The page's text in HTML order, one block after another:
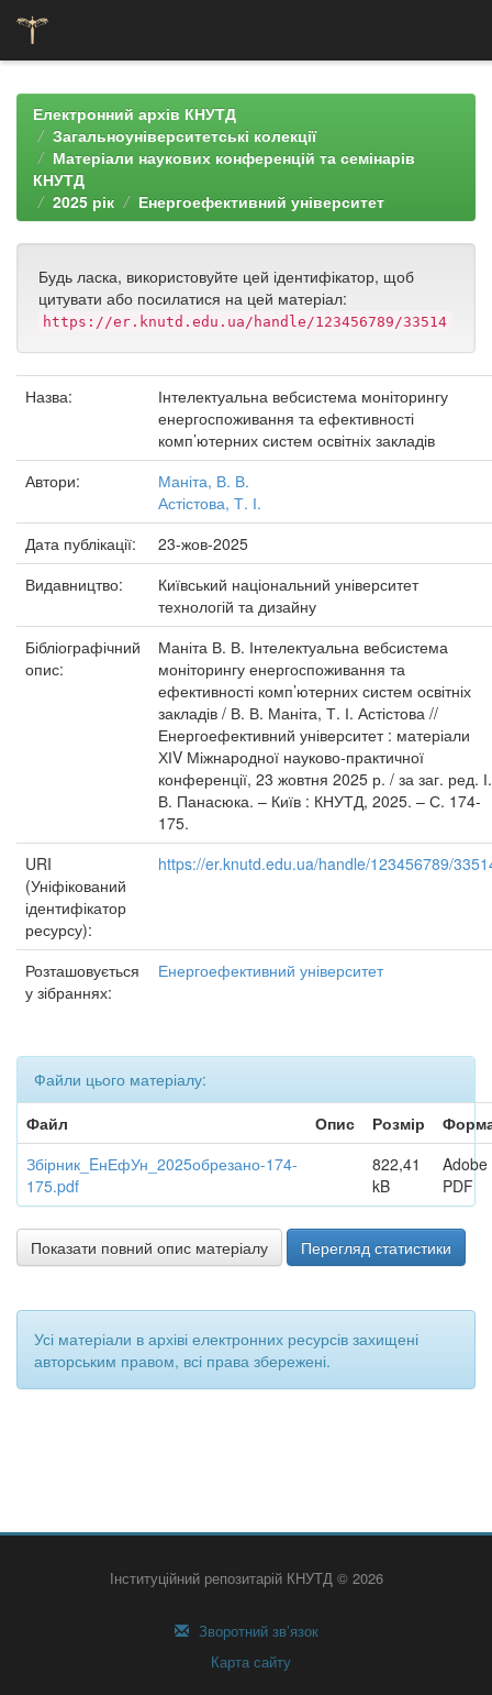
navigationЕлектронний архів КНУТД
Загальноуніверситетські колекції
Матеріали наукових конференцій та семінарів
КНУТД
2025 рік
Енергоефективний університет
Будь ласка, використовуйте цей ідентифікатор, щоб
цитувати або посилатися на цей матеріал:
https://er.knutd.edu.ua/handle/123456789/33514
Назва:
Інтелектуальна вебсистема моніторингу
енергоспоживання та ефективності
комп’ютерних систем освітніх закладів
Автори:
Маніта, В. В.
Астістова, Т. І.
Дата публікації:
23-жов-2025
Видавництво:
Київський національний університет
технологій та дизайну
Бібліографічний
опис:
Маніта В. В. Інтелектуальна вебсистема
моніторингу енергоспоживання та
ефективності комп’ютерних систем освітніх
закладів / В. В. Маніта, Т. І. Астістова //
Енергоефективний університет : матеріали
ХІV Міжнародної науково-практичної
конференції, 23 жовтня 2025 р. / за заг. ред. І.
В. Панасюка. – Київ : КНУТД, 2025. – С. 174-
175.
URI
(Уніфікований
ідентифікатор
ресурсу):
https://er.knutd.edu.ua/handle/123456789/
Розташовується
у зібраннях:
Енергоефективний університет
Файли цього матеріалу:
Файл
Опис Розмір
Збірник_EнЕфУн_2025обрезано-174-
175.pdf
822,41
kB
Adobe
PDF
Показати повний опис матеріалу Перегляд статистики
Усі матеріали в архіві електронних ресурсів захищені
авторським правом, всі права збережені.
Інституційний репозитарій КНУТД © 2026
Зворотний зв’язок
Карта сайту